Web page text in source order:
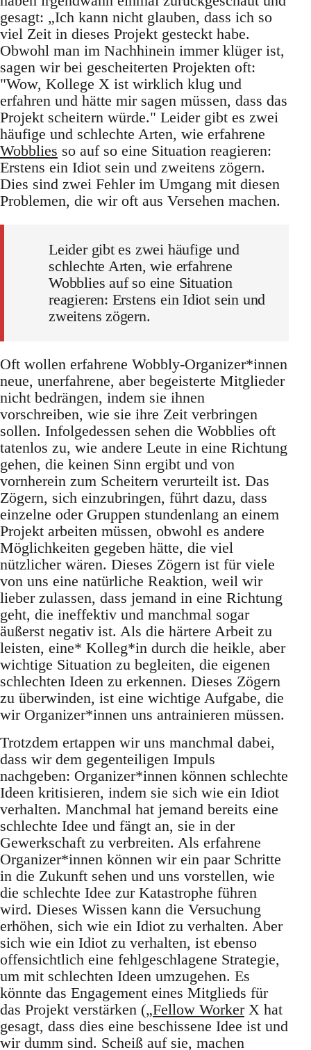
gesagt: „Ich kann nicht glauben, dass ich so
viel Zeit in dieses Projekt gesteckt habe.
Obwohl man im Nachhinein immer klüger ist,
sagen wir bei gescheiterten Projekten oft:
"Wow, Kollege X ist wirklich klug und
erfahren und hätte mir sagen müssen, dass das
Projekt scheitern würde." Leider gibt es zwei
häufige und schlechte Arten, wie erfahrene
Wobblies so auf so eine Situation reagieren:
Erstens ein Idiot sein und zweitens zögern.
Dies sind zwei Fehler im Umgang mit diesen
Problemen, die wir oft aus Versehen machen.
Leider gibt es zwei häufige und
schlechte Arten, wie erfahrene
Wobblies auf so eine Situation
reagieren: Erstens ein Idiot sein und
zweitens zögern.
Oft wollen erfahrene Wobbly-Organizer*innen
neue, unerfahrene, aber begeisterte Mitglieder
nicht bedrängen, indem sie ihnen
vorschreiben, wie sie ihre Zeit verbringen
sollen. Infolgedessen sehen die Wobblies oft
tatenlos zu, wie andere Leute in eine Richtung
gehen, die keinen Sinn ergibt und von
vornherein zum Scheitern verurteilt ist. Das
Zögern, sich einzubringen, führt dazu, dass
einzelne oder Gruppen stundenlang an einem
Projekt arbeiten müssen, obwohl es andere
Möglichkeiten gegeben hätte, die viel
nützlicher wären. Dieses Zögern ist für viele
von uns eine natürliche Reaktion, weil wir
lieber zulassen, dass jemand in eine Richtung
geht, die ineffektiv und manchmal sogar
äußerst negativ ist. Als die härtere Arbeit zu
leisten, eine* Kolleg*in durch die heikle, aber
wichtige Situation zu begleiten, die eigenen
schlechten Ideen zu erkennen. Dieses Zögern
zu überwinden, ist eine wichtige Aufgabe, die
wir Organizer*innen uns antrainieren müssen.
Trotzdem ertappen wir uns manchmal dabei,
dass wir dem gegenteiligen Impuls
nachgeben: Organizer*innen können schlechte
Ideen kritisieren, indem sie sich wie ein Idiot
verhalten. Manchmal hat jemand bereits eine
schlechte Idee und fängt an, sie in der
Gewerkschaft zu verbreiten. Als erfahrene
Organizer*innen können wir ein paar Schritte
in die Zukunft sehen und uns vorstellen, wie
die schlechte Idee zur Katastrophe führen
wird. Dieses Wissen kann die Versuchung
erhöhen, sich wie ein Idiot zu verhalten. Aber
sich wie ein Idiot zu verhalten, ist ebenso
offensichtlich eine fehlgeschlagene Strategie,
um mit schlechten Ideen umzugehen. Es
könnte das Engagement eines Mitglieds für
das Projekt verstärken („Fellow WorkerX hat
gesagt, dass dies eine beschissene Idee ist und
wir dumm sind. Scheiß auf sie, machen